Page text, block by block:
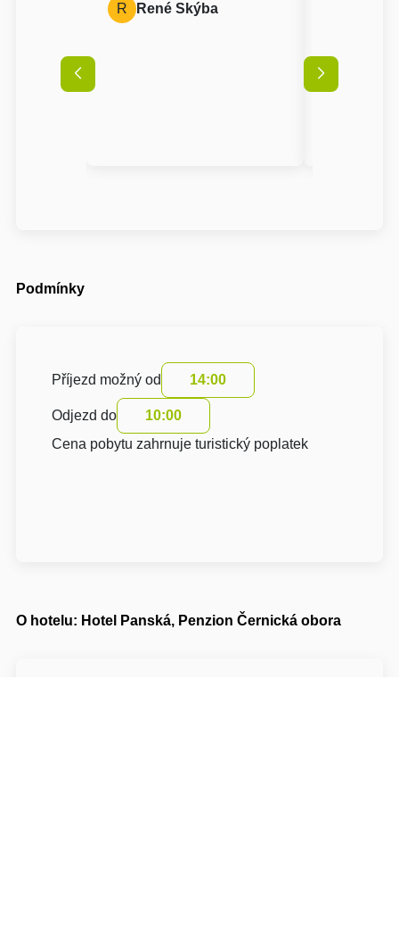
R René Skýba
Podmínky
Příjezd možný od 14:00
Odjezd do
10:00
Cena pobytu zahrnuje turistický poplatek
O hotelu: Hotel Panská, Penzion Černická obora